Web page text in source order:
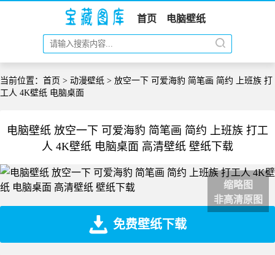
首页 电脑壁纸
当前位置： 首页 > 动漫壁纸 > 放空一下 可爱海豹 简笔画 简约 上班族 打
工人 4K壁纸 电脑桌面
电脑壁纸 放空一下 可爱海豹 简笔画 简约 上班族 打工
人 4K壁纸 电脑桌面 高清壁纸 壁纸下载
缩略图
非高清原图
免费壁纸下载